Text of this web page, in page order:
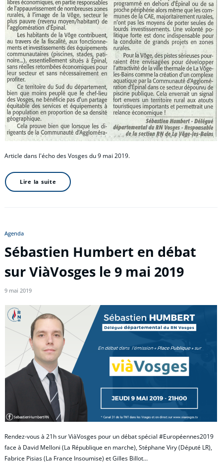
Article dans l'écho des Vosges du 9 mai 2019.
Lire la suite
Agenda
Sébastien Humbert en débat
sur ViàVosges le 9 mai 2019
9 mai 2019
Rendez-vous à 21h sur ViàVosges pour un débat spécial #Européennes2019
face à David Melloni (La République en marche), Stéphane Viry (Député LR),
Fabrice Pisias (La France Insoumise) et Gilles Billot…